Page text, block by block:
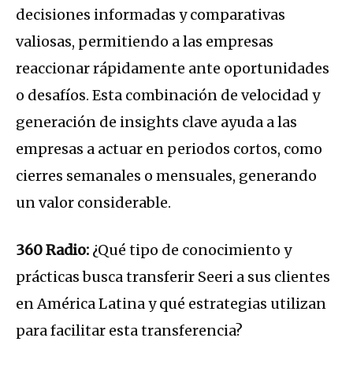
decisiones informadas y comparativas
valiosas, permitiendo a las empresas
reaccionar rápidamente ante oportunidades
o desafíos. Esta combinación de velocidad y
generación de insights clave ayuda a las
empresas a actuar en periodos cortos, como
cierres semanales o mensuales, generando
un valor considerable.
360 Radio: ¿Qué tipo de conocimiento y
prácticas busca transferir Seeri a sus clientes
en América Latina y qué estrategias utilizan
para facilitar esta transferencia?